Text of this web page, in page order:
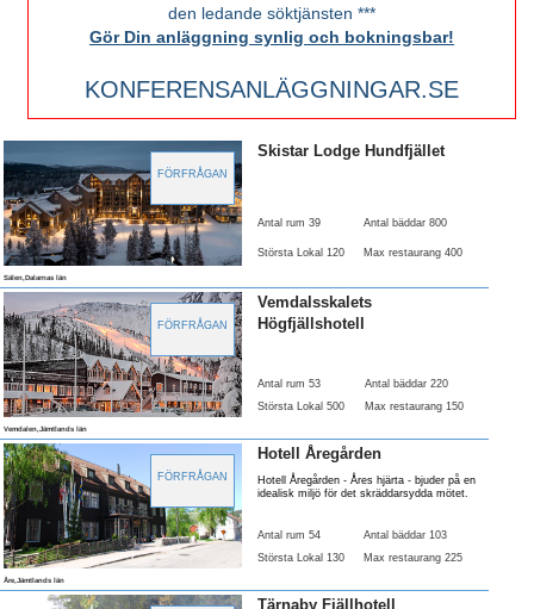
den ledande söktjänsten ***
Gör Din anläggning synlig och bokningsbar!
KONFERENSANLÄGGNINGAR.SE
FÖRFRÅGAN
Skistar Lodge Hundfjället
Antal rum 39 Antal bäddar 800
Största Lokal 120 Max restaurang 400
Sälen,Dalarnas län
FÖRFRÅGAN
Vemdalsskalets
Högfjällshotell
Antal rum 53
Antal bäddar 220
Största Lokal 500
Max restaurang 150
Vemdalen,Jämtlands län
FÖRFRÅGAN
Hotell Åregården
Hotell Åregården - Åres hjärta - bjuder på en
idealisk miljö för det skräddarsydda mötet.
Antal rum 54
Antal bäddar 103
Största Lokal 130
Max restaurang 225
Åre,Jämtlands län
Tärnaby Fjällhotell